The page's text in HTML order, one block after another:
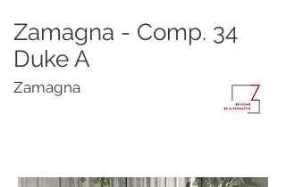
Zamagna - Comp. 34
Duke A
Zamagna